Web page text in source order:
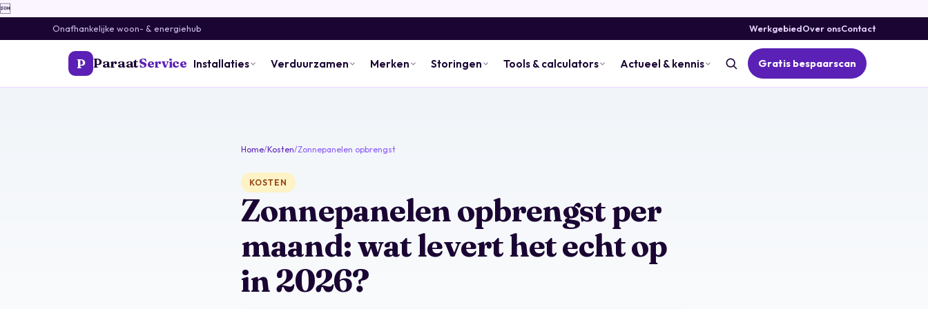

Onafhankelijke woon- & energiehub WerkgebiedOver onsContact
P ParaatService Installaties Verduurzamen Merken Storingen Tools & calculators Actueel & kennis Gratis bespaarscan
Home/Kosten/Zonnepanelen opbrengst
KOSTEN
Zonnepanelen opbrengst per
maand: wat levert het echt op
in 2026?